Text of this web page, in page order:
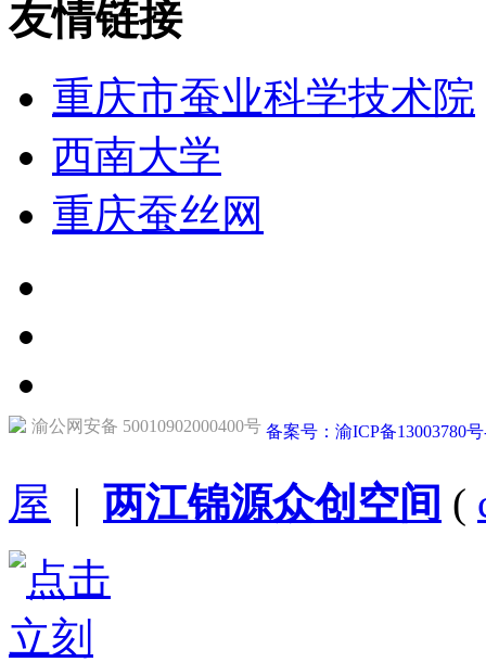
友情链接
重庆市蚕业科学技术院
西南大学
重庆蚕丝网
渝公网安备 50010902000400号 备案号：渝ICP备13003780
屋 | 两江锦源众创空间 (